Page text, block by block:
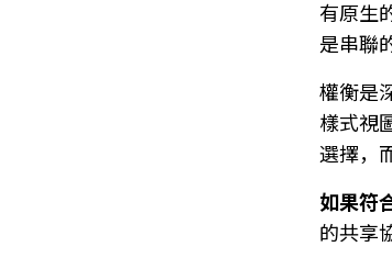
有原生
是串聯
權衡是
樣式視
選擇，
如果符
的共享